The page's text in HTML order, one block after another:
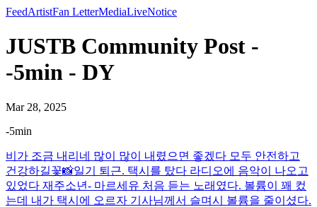
FeedArtistFan LetterMediaLiveNotice
JUSTB Community Post -
-5min - DY
Mar 28, 2025
-5min
비가 조금 내리네 많이 많이 내렸으면 좋겠다 모두 안전하고
건강하길꽃📸일기 퇴근. 택시를 탔다 라디오에 음악이 나오고
있었다 재주소년- 마르세유 처음 듣는 노래였다. 볼륨이 꽤 컸
는데 내가 택시에 오르자 기사님께서 슬며시 볼륨을 줄이셨다.